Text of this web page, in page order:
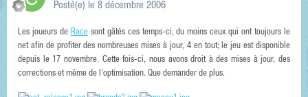
Posté(e) le 8 décembre 2006
Les joueurs de Racesont gâtés ces temps-ci, du moins ceux qui ont toujours le
net afin de profiter des nombreuses mises à jour, 4 en tout; le jeu est disponible
depuis le 17 novembre. Cette fois-ci, nous avons droit à des mises à jour, des
corrections et même de l'optimisation. Que demander de plus.